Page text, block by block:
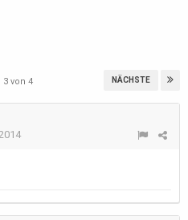
NÄCHSTE
3 von 4